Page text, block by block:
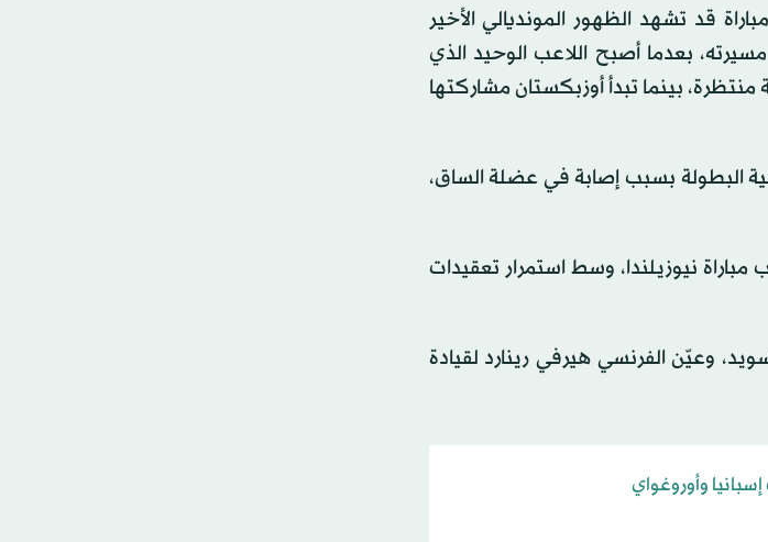
قد تشهد الظهور المونديالي الأخير
الغائب عن مسيرته، بعدما أصبح اللاعب الوحيد الذي
بينما تبدأ أوزبكستان مشاركتها
البطولة بسبب إصابة في عضلة الساق،
نيوزيلندا، وسط استمرار تعقيدات
بالمدرب صبري لموشي عقب الخسارة الثقيلة 5-1 أمام السويد، وعيّن الفرنسي هيرفي رينارد لقيادة
وأوروغواي